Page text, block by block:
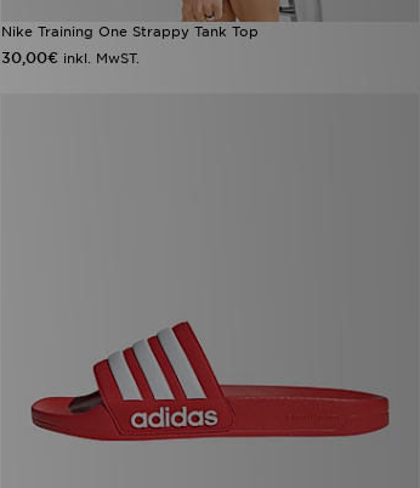
Nike Training One Strappy Tank Top
30,00€ inkl. MwST.